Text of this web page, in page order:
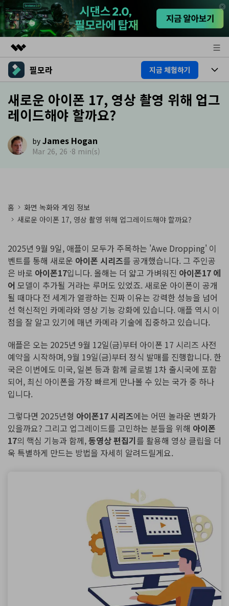
주요 제품
유틸리티
비즈니스
개요
회사 소개
뉴스룸
필모라 지금 체험하기
제품
플랫폼
기능
AI
AI 기능 HOT
영상 편집 자료실
고객 지원
필모라 정보
더 알아보기
기타 콘텐츠
가격 로그인
검색
새로운 아이폰 17, 영상 촬영 위해 업그
레이드해야 할까요?
by James Hogan
Mar 26, 26 ·8 min(s)
홈
화면 녹화와 게임 정보
새로운 아이폰 17, 영상 촬영 위해 업그레이드해야 할까요?
2025년 9월 9일, 애플이 모두가 주목하는 'Awe Dropping' 이
벤트를 통해 새로운 아이폰 시리즈를 공개했습니다. 그 주인공
은 바로 아이폰17입니다. 올해는 더 얇고 가벼워진 아이폰17 에
어 모델이 추가될 거라는 루머도 있었죠. 새로운 아이폰이 공개
될 때마다 전 세계가 열광하는 진짜 이유는 강력한 성능을 넘어
선 혁신적인 카메라와 영상 기능 강화에 있습니다. 애플 역시 이
점을 잘 알고 있기에 매년 카메라 기술에 집중하고 있습니다.
애플은 오는 2025년 9월 12일(금)부터 아이폰 17 시리즈 사전
예약을 시작하며, 9월 19일(금)부터 정식 발매를 진행합니다. 한
국은 이번에도 미국, 일본 등과 함께 글로벌 1차 출시국에 포함
되어, 최신 아이폰을 가장 빠르게 만나볼 수 있는 국가 중 하나
입니다.
그렇다면 2025년형 아이폰17 시리즈에는 어떤 놀라운 변화가
있을까요? 그리고 업그레이드를 고민하는 분들을 위해 아이폰
17의 핵심 기능과 함께,동영상 편집기를 활용해 영상 클립을 더
욱 특별하게 만드는 방법을 자세히 알려드릴게요.